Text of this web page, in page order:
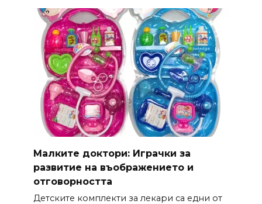
Малките доктори: Играчки за
развитие на въображението и
отговорността
Детските комплекти за лекари са едни от